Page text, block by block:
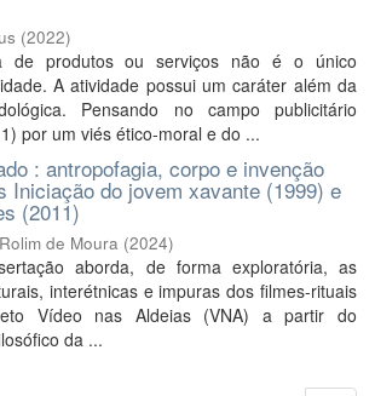
(2022)
de produtos ou serviços não é o único
A atividade possui um caráter além da
Pensando no campo publicitário
por um viés ético-moral e do ...
: antropofagia, corpo e invenção
Iniciação do jovem xavante (1999) e
(2011)
de Moura (2024)
aborda, de forma exploratória, as
interétnicas e impuras dos filmes-rituais
Vídeo nas Aldeias (VNA) a partir do
da ...